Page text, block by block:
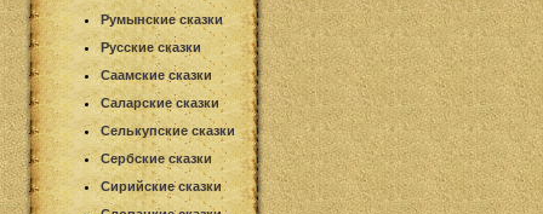
Румынские сказки
Русские сказки
Саамские сказки
Саларские сказки
Селькупские сказки
Сербские сказки
Сирийские сказки